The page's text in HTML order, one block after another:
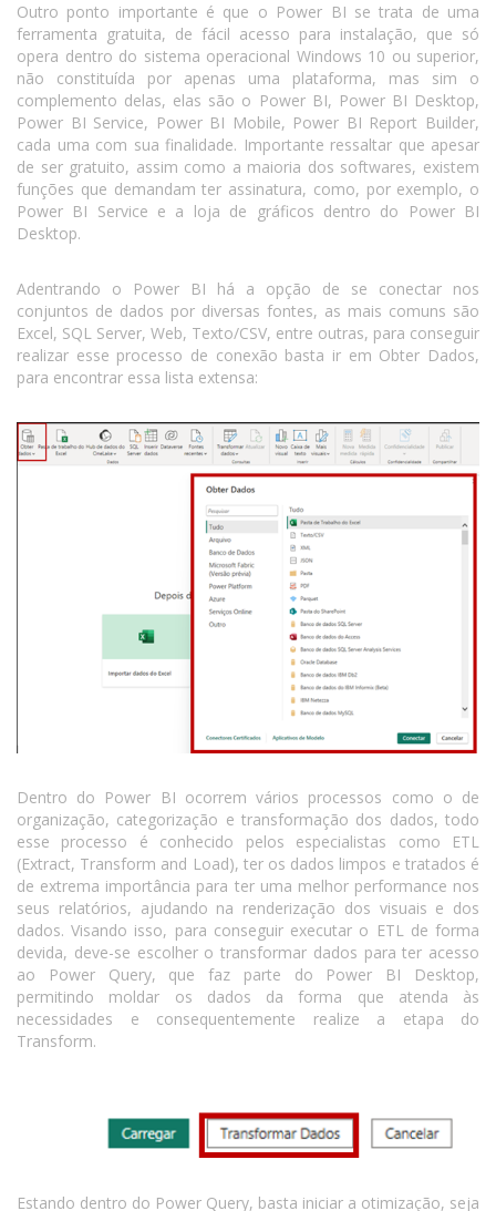
Outro ponto importante é que o Power BI se trata de uma
ferramenta gratuita, de fácil acesso para instalação, que só
opera dentro do sistema operacional Windows 10 ou superior,
não constituída por apenas uma plataforma, mas sim o
complemento delas, elas são o Power BI, Power BI Desktop,
Power BI Service, Power BI Mobile, Power BI Report Builder,
cada uma com sua finalidade. Importante ressaltar que apesar
de ser gratuito, assim como a maioria dos softwares, existem
funções que demandam ter assinatura, como, por exemplo, o
Power BI Service e a loja de gráficos dentro do Power BI
Desktop.
Adentrando o Power BI há a opção de se conectar nos
conjuntos de dados por diversas fontes, as mais comuns são
Excel, SQL Server, Web, Texto/CSV, entre outras, para conseguir
realizar esse processo de conexão basta ir em Obter Dados,
para encontrar essa lista extensa:
Dentro do Power BI ocorrem vários processos como o de
organização, categorização e transformação dos dados, todo
esse processo é conhecido pelos especialistas como ETL
(Extract, Transform and Load), ter os dados limpos e tratados é
de extrema importância para ter uma melhor performance nos
seus relatórios, ajudando na renderização dos visuais e dos
dados. Visando isso, para conseguir executar o ETL de forma
devida, deve-se escolher o transformar dados para ter acesso
ao Power Query, que faz parte do Power BI Desktop,
permitindo moldar os dados da forma que atenda às
necessidades e consequentemente realize a etapa do
Transform.
Estando dentro do Power Query, basta iniciar a otimização, seja